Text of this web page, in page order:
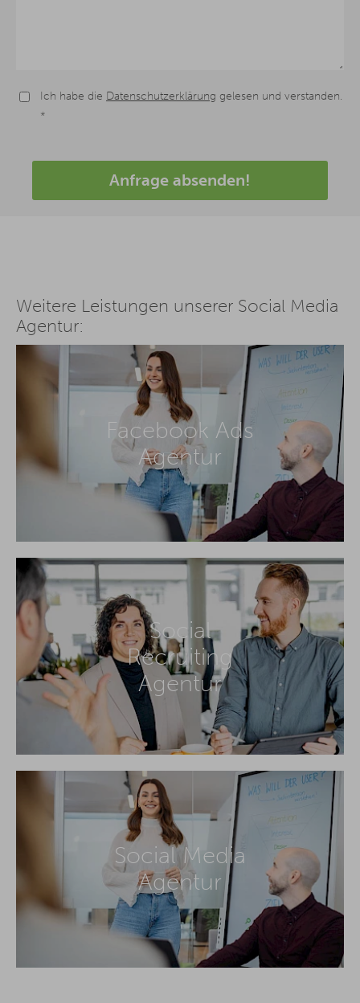
Ich habe die Datenschutzerklärung gelesen und verstanden.
*
Anfrage absenden!
Weitere Leistungen unserer Social Media
Agentur:
Facebook Ads
Agentur
Social
Recruiting
Agentur
Social Media
Agentur